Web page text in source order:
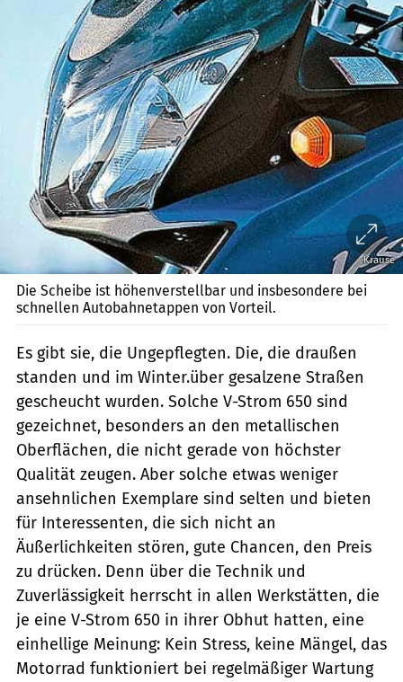
Krause
Die Scheibe ist höhenverstellbar und insbesondere bei
schnellen Autobahnetappen von Vorteil.
Es gibt sie, die Ungepflegten. Die, die draußen
standen und im Winter.über gesalzene Straßen
gescheucht wurden. Solche V-Strom 650 sind
gezeichnet, besonders an den metallischen
Oberflächen, die nicht gerade von höchster
Qualität zeugen. Aber solche etwas weniger
ansehnlichen Exemplare sind selten und bieten
für Interessenten, die sich nicht an
Äußerlichkeiten stören, gute Chancen, den Preis
zu drücken. Denn über die Technik und
Zuverlässigkeit herrscht in allen Werkstätten, die
je eine V-Strom 650 in ihrer Obhut hatten, eine
einhellige Meinung: Kein Stress, keine Mängel, das
Motorrad funktioniert bei regelmäßiger Wartung